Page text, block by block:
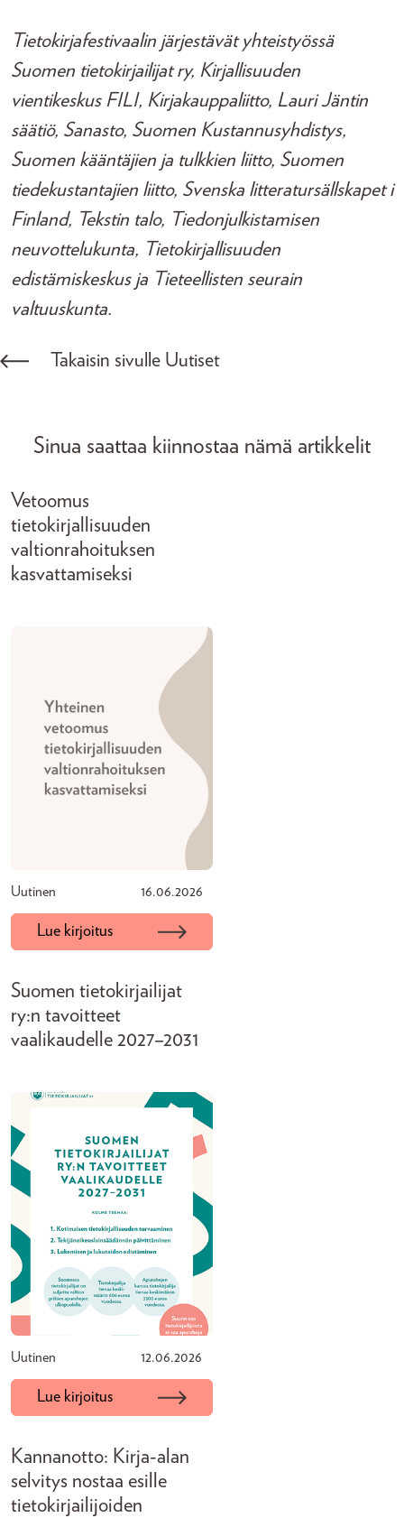
Tietokirjafestivaalin järjestävät yhteistyössä
Suomen tietokirjailijat ry, Kirjallisuuden
vientikeskus FILI, Kirjakauppaliitto, Lauri Jäntin
säätiö, Sanasto, Suomen Kustannusyhdistys,
Suomen kääntäjien ja tulkkien liitto, Suomen
tiedekustantajien liitto, Svenska litteratursällskapet i
Finland, Tekstin talo, Tiedonjulkistamisen
neuvottelukunta, Tietokirjallisuuden
edistämiskeskus ja Tieteellisten seurain
valtuuskunta.
Takaisin sivulle Uutiset
Sinua saattaa kiinnostaa nämä artikkelit
Vetoomus
tietokirjallisuuden
valtionrahoituksen
kasvattamiseksi
Uutinen 16.06.2026
Lue kirjoitus
Suomen tietokirjailijat
ry:n tavoitteet
vaalikaudelle 2027–2031
Uutinen 12.06.2026
Lue kirjoitus
Kannanotto: Kirja-alan
selvitys nostaa esille
tietokirjailijoiden